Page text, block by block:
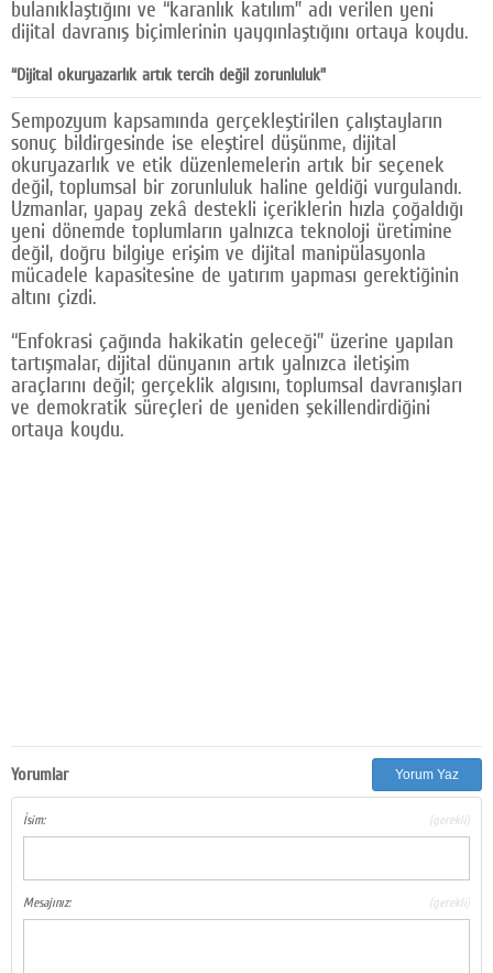
bulanıklaştığını ve “karanlık katılım” adı verilen yeni
dijital davranış biçimlerinin yaygınlaştığını ortaya koydu.
“Dijital okuryazarlık artık tercih değil zorunluluk”
Sempozyum kapsamında gerçekleştirilen çalıştayların
sonuç bildirgesinde ise eleştirel düşünme, dijital
okuryazarlık ve etik düzenlemelerin artık bir seçenek
değil, toplumsal bir zorunluluk haline geldiği vurgulandı.
Uzmanlar, yapay zekâ destekli içeriklerin hızla çoğaldığı
yeni dönemde toplumların yalnızca teknoloji üretimine
değil, doğru bilgiye erişim ve dijital manipülasyonla
mücadele kapasitesine de yatırım yapması gerektiğinin
altını çizdi.
“Enfokrasi çağında hakikatin geleceği” üzerine yapılan
tartışmalar, dijital dünyanın artık yalnızca iletişim
araçlarını değil; gerçeklik algısını, toplumsal davranışları
ve demokratik süreçleri de yeniden şekillendirdiğini
ortaya koydu.
Yorumlar Yorum Yaz
İsim: (gerekli)
Mesajınız: (gerekli)